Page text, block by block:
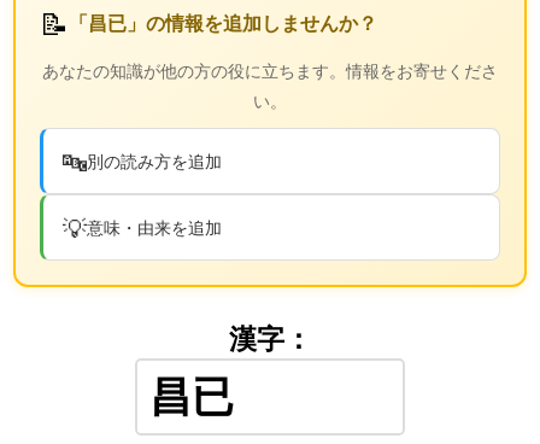
📝 「昌已」の情報を追加しませんか？
あなたの知識が他の方の役に立ちます。情報をお寄せくださ
い。
🔤別の読み方を追加
💡意味・由来を追加
漢字：